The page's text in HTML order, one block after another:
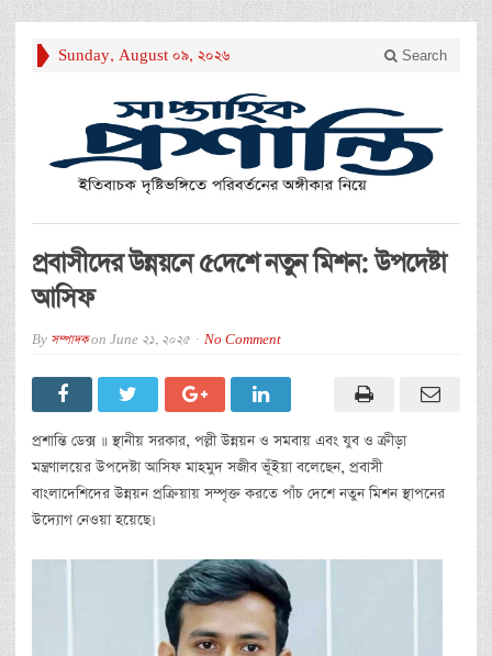
Sunday, August 09, 2026 Search
প্রবাসীদের উন্নয়নে ৫দেশে নতুন মিশন: উপদেষ্টা
আসিফ
By সম্পাদকon June 21, 2025 No Comment
প্রশান্তি ডেক্স ॥ স্থানীয় সরকার, পল্লী উন্নয়ন ও সমবায় এবং যুব ও ক্রীড়া
মন্ত্রণালয়ের উপদেষ্টা আসিফ মাহমুদ সজীব ভূঁইয়া বলেছেন, প্রবাসী
বাংলাদেশিদের উন্নয়ন প্রক্রিয়ায় সম্পৃক্ত করতে পাঁচ দেশে নতুন মিশন স্থাপনের
উদ্যোগ নেওয়া হয়েছে।